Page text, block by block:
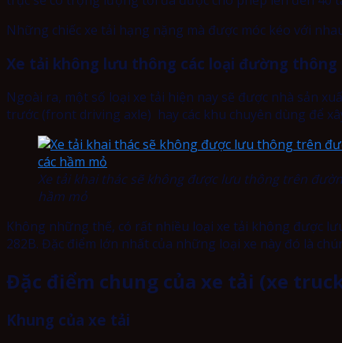
Những chiếc xe tải hạng nặng mà được móc kéo với
Xe tải không lưu thông các loại đường
Ngoài ra, một số loại xe tải hiện nay sẽ được nhà sản
trước (front driving axle) hay các khu chuyên dùng để
Xe tải khai thác sẽ không được lưu thông trên
hầm mỏ
Không những thế, có rất nhiều loại xe tải không được
282B. Đặc điểm lớn nhất của những loại xe này đó là
Đặc điểm chung của xe tải (xe
Khung của xe tải